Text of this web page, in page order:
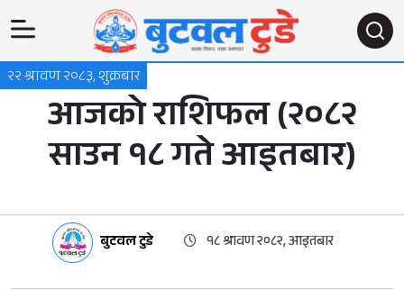
२२ श्रावण २०८३, शुक्रबार
आजको राशिफल (२०८२
साउन १८ गते आइतबार)
बुटवल टुडे १८ श्रावण २०८२, आइतबार